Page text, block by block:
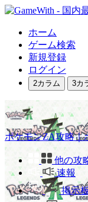
ホーム
ゲーム検索
新規登録
ログイン
2カラム 3カ
ポケモンZA攻略｜
他の攻
速報
掲示